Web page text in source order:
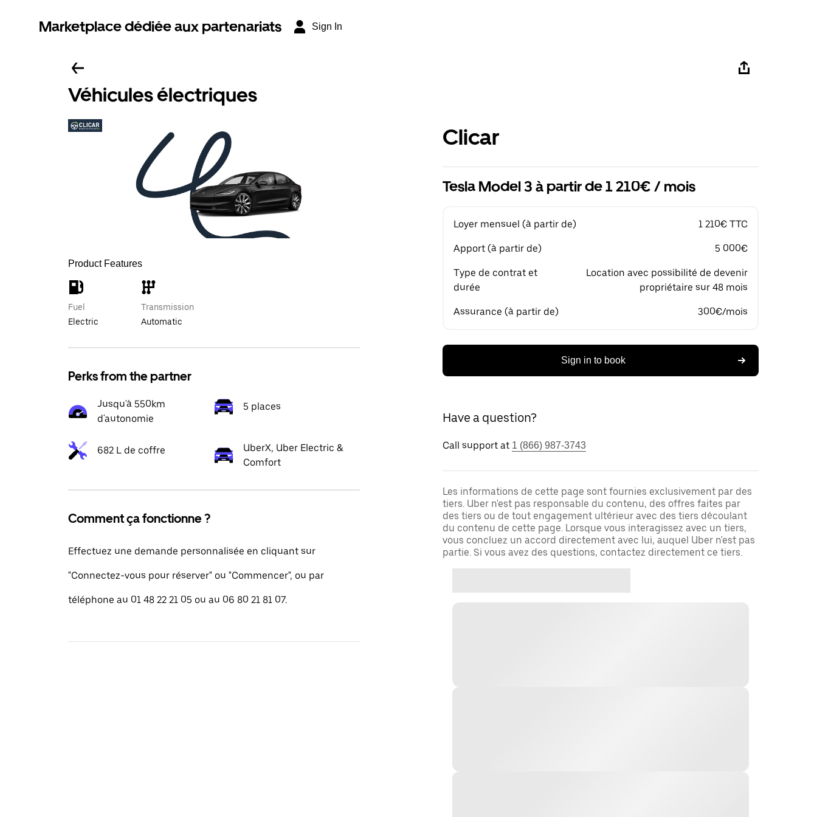
Marketplace dédiée aux partenariats Sign In
Véhicules électriques
Product Features
Fuel
Electric
Transmission
Automatic
Perks from the partner
Jusqu'à 550km
d'autonomie
5 places
682 L de coffre
UberX, Uber Electric &
Comfort
Comment ça fonctionne ?
Effectuez une demande personnalisée en cliquant sur
"Connectez-vous pour réserver" ou "Commencer", ou par
téléphone au 01 48 22 21 05 ou au 06 80 21 81 07.
Clicar
Tesla Model 3 à partir de 1 210€ / mois
Loyer mensuel (à partir de) 1 210€ TTC
Apport (à partir de) 5 000€
Type de contrat et
durée
Location avec possibilité de devenir
propriétaire sur 48 mois
Assurance (à partir de) 300€/mois
Sign in to book
Have a question?
Call support at 1 (866) 987-3743
Les informations de cette page sont fournies exclusivement par des
tiers. Uber n'est pas responsable du contenu, des offres faites par
des tiers ou de tout engagement ultérieur avec des tiers découlant
du contenu de cette page. Lorsque vous interagissez avec un tiers,
vous concluez un accord directement avec lui, auquel Uber n'est pas
partie. Si vous avez des questions, contactez directement ce tiers.